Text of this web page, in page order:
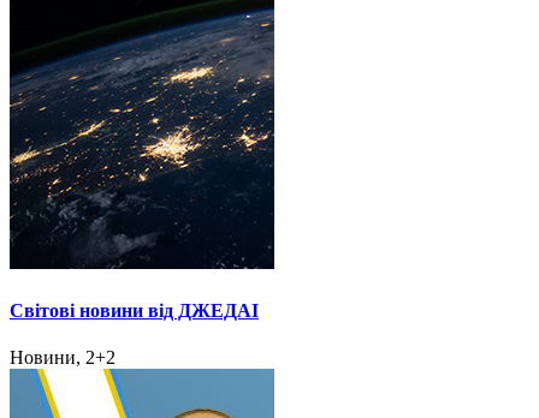
Світові новини від ДЖЕДАІ
Новини, 2+2